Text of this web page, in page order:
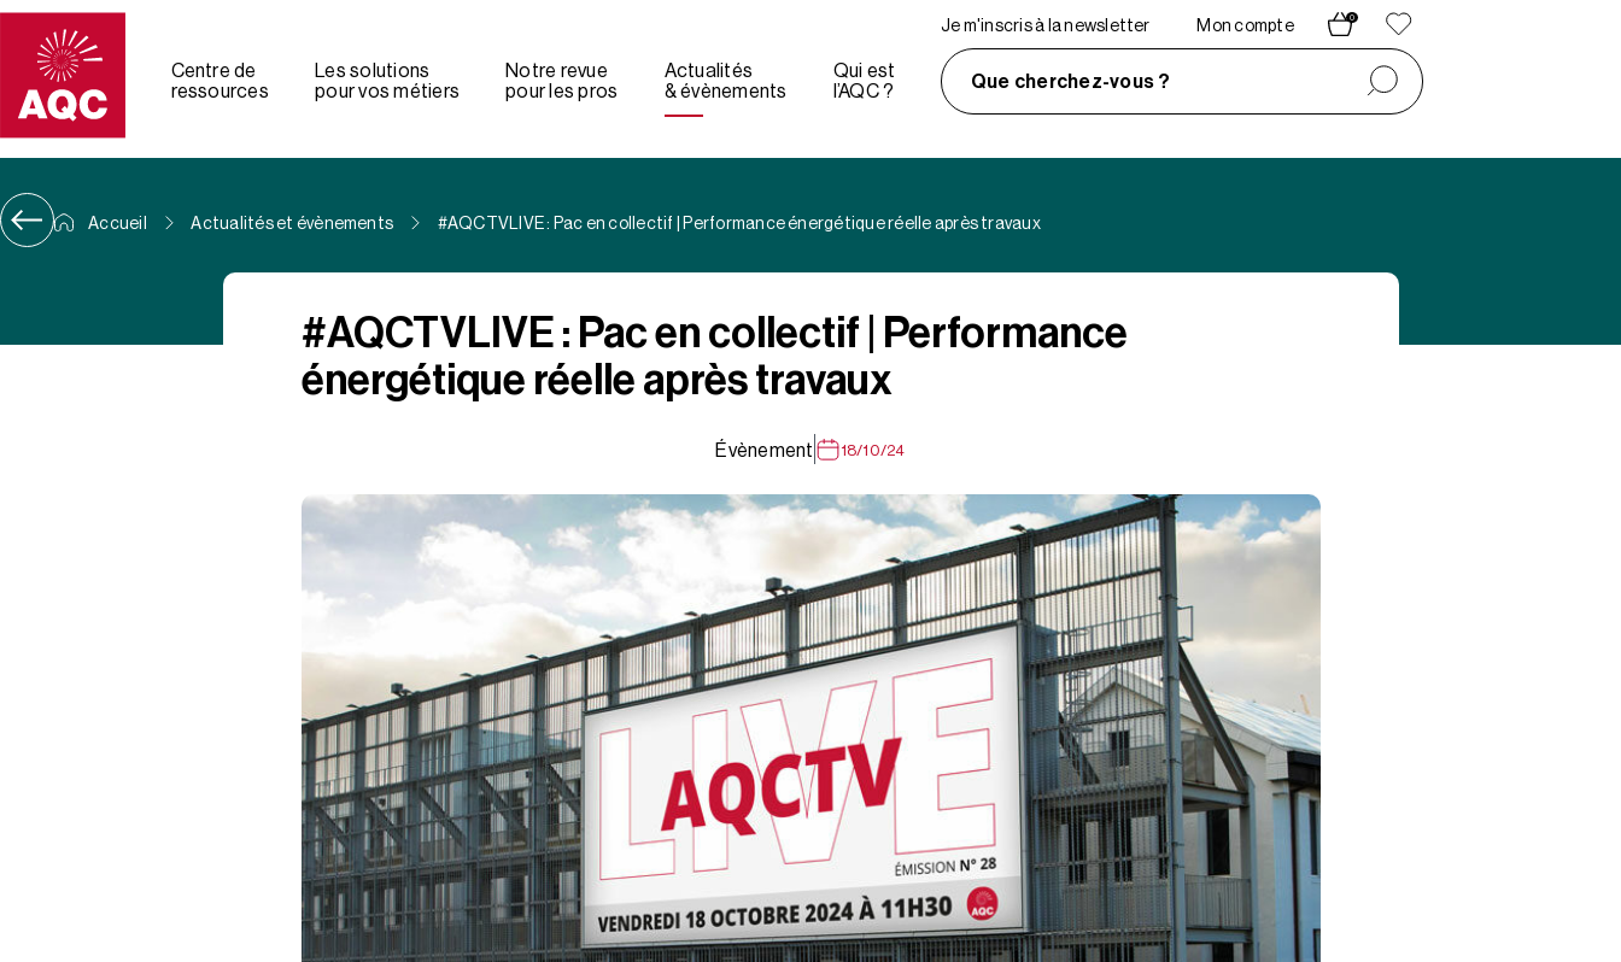
Panneau de gestion des cookies
Centre de
ressources
Les solutions
pour vos métiers
Notre revue
pour les pros
Actualités
& évènements
Qui est
l’AQC ?
Je m'inscris à la newsletter Mon compte
0
Que cherchez-vous ?
Accueil Actualités et évènements #AQCTVLIVE : Pac en collectif | Performance énergétique réelle après travaux
#AQCTVLIVE : Pac en collectif | Performance
énergétique réelle après travaux
Évènement 18/10/24